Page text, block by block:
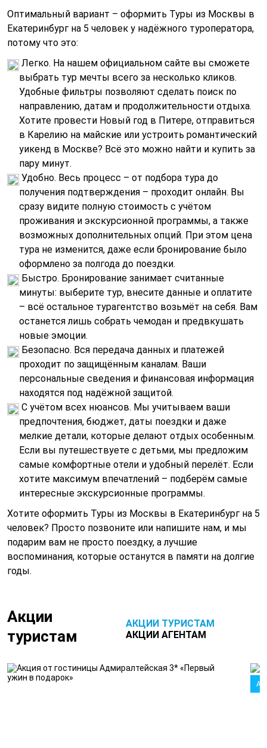
Оптимальный вариант – оформить Туры из Москвы в
Екатеринбург на 5 человек у надёжного туроператора,
потому что это:
Легко. На нашем официальном сайте вы сможете
выбрать тур мечты всего за несколько кликов.
Удобные фильтры позволяют сделать поиск по
направлению, датам и продолжительности отдыха.
Хотите провести Новый год в Питере, отправиться
в Карелию на майские или устроить романтический
уикенд в Москве? Всё это можно найти и купить за
пару минут.
Удобно. Весь процесс – от подбора тура до
получения подтверждения – проходит онлайн. Вы
сразу видите полную стоимость с учётом
проживания и экскурсионной программы, а также
возможных дополнительных опций. При этом цена
тура не изменится, даже если бронирование было
оформлено за полгода до поездки.
Быстро. Бронирование занимает считанные
минуты: выберите тур, внесите данные и оплатите
– всё остальное турагентство возьмёт на себя. Вам
останется лишь собрать чемодан и предвкушать
новые эмоции.
Безопасно. Вся передача данных и платежей
проходит по защищённым каналам. Ваши
персональные сведения и финансовая информация
находятся под надёжной защитой.
С учётом всех нюансов. Мы учитываем ваши
предпочтения, бюджет, даты поездки и даже
мелкие детали, которые делают отдых особенным.
Если вы путешествуете с детьми, мы предложим
самые комфортные отели и удобный перелёт. Если
хотите максимум впечатлений – подберём самые
интересные экскурсионные программы.
Хотите оформить Туры из Москвы в Екатеринбург на 5
человек? Просто позвоните или напишите нам, и мы
подарим вам не просто поездку, а лучшие
воспоминания, которые останутся в памяти на долгие
годы.
Акции
туристам
АКЦИИ ТУРИСТАМ
АКЦИИ АГЕНТАМ